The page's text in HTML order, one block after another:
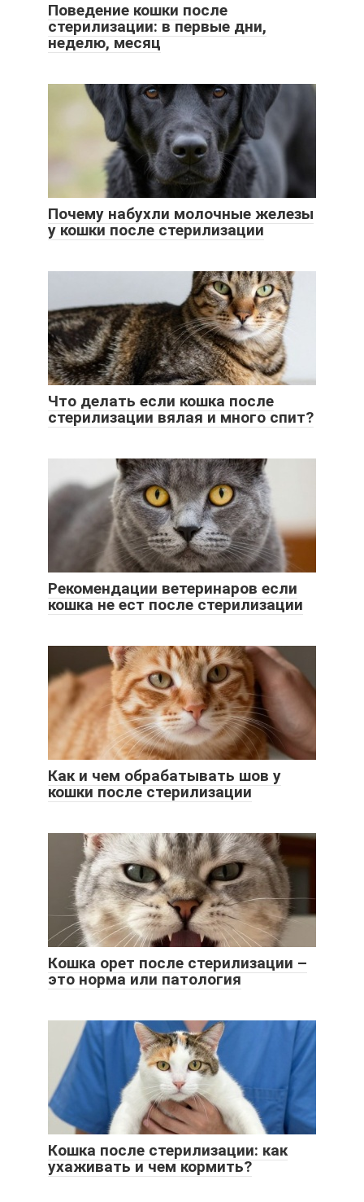
Поведение кошки после
стерилизации: в первые дни,
неделю, месяц
Почему набухли молочные железы
у кошки после стерилизации
Что делать если кошка после
стерилизации вялая и много спит?
Рекомендации ветеринаров если
кошка не ест после стерилизации
Как и чем обрабатывать шов у
кошки после стерилизации
Кошка орет после стерилизации –
это норма или патология
Кошка после стерилизации: как
ухаживать и чем кормить?